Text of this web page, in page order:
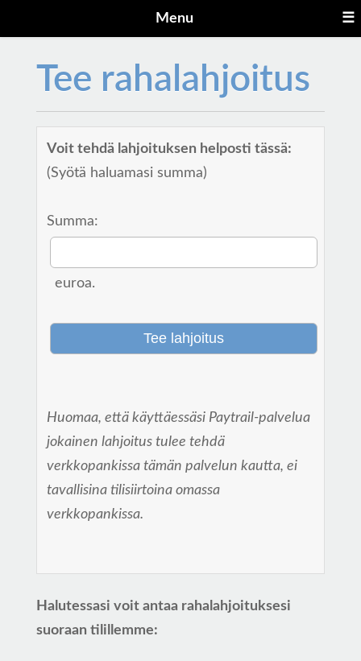
Menu ☰
Tee rahalahjoitus
Voit tehdä lahjoituksen helposti tässä:
(Syötä haluamasi summa)
Summa:
euroa.
Huomaa, että käyttäessäsi Paytrail-palvelua
jokainen lahjoitus tulee tehdä
verkkopankissa tämän palvelun kautta, ei
tavallisina tilisiirtoina omassa
verkkopankissa.
Halutessasi voit antaa rahalahjoituksesi
suoraan tilillemme: